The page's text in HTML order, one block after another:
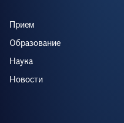
Прием
Образование
Наука
Новости